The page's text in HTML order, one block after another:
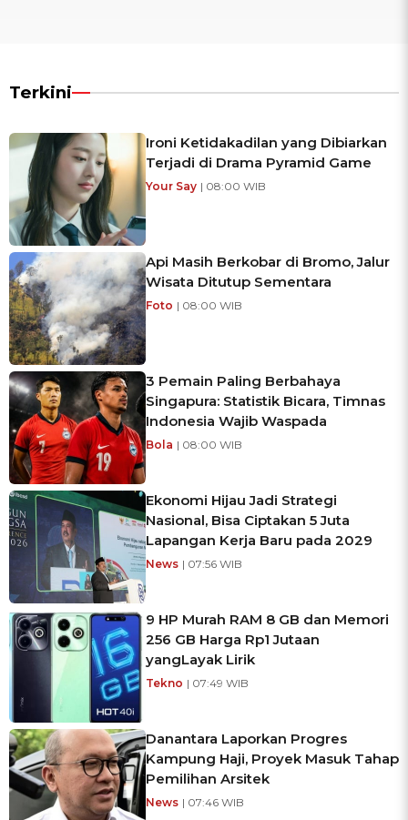
Terkini
Ironi Ketidakadilan yang Dibiarkan
Terjadi di Drama Pyramid Game
Your Say | 08:00 WIB
Api Masih Berkobar di Bromo, Jalur
Wisata Ditutup Sementara
Foto | 08:00 WIB
3 Pemain Paling Berbahaya
Singapura: Statistik Bicara, Timnas
Indonesia Wajib Waspada
Bola | 08:00 WIB
Ekonomi Hijau Jadi Strategi
Nasional, Bisa Ciptakan 5 Juta
Lapangan Kerja Baru pada 2029
News | 07:56 WIB
9 HP Murah RAM 8 GB dan Memori
256 GB Harga Rp1 Jutaan
yangLayak Lirik
Tekno | 07:49 WIB
Danantara Laporkan Progres
Kampung Haji, Proyek Masuk Tahap
Pemilihan Arsitek
News | 07:46 WIB